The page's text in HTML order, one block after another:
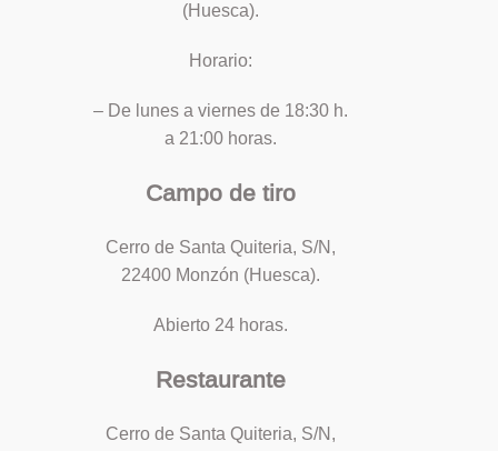
(Huesca).
Horario:
– De lunes a viernes de 18:30 h.
a 21:00 horas.
Campo de tiro
Cerro de Santa Quiteria, S/N,
22400 Monzón (Huesca).
Abierto 24 horas.
Restaurante
Cerro de Santa Quiteria, S/N,